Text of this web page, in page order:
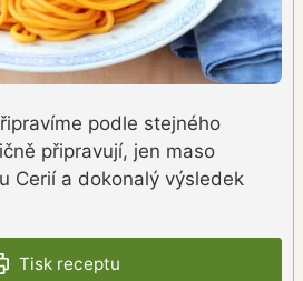
podle stejného
připravují, jen maso
Cerií a dokonalý výsledek
Tisk receptu